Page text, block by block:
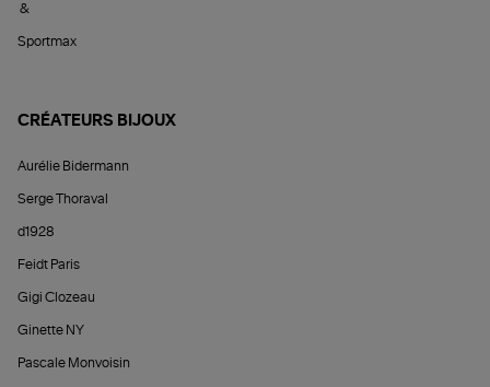
&
Sportmax
CRÉATEURS BIJOUX
Aurélie Bidermann
Serge Thoraval
d1928
Feidt Paris
Gigi Clozeau
Ginette NY
Pascale Monvoisin